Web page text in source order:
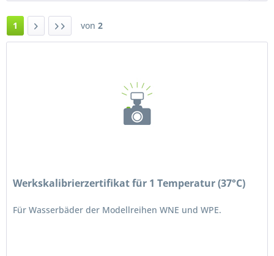
1 von 2
Werkskalibrierzertifikat für 1 Temperatur (37°C)
Für Wasserbäder der Modellreihen WNE und WPE.